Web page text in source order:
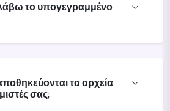
το υπογεγραμμένο
τα αρχεία
σας;